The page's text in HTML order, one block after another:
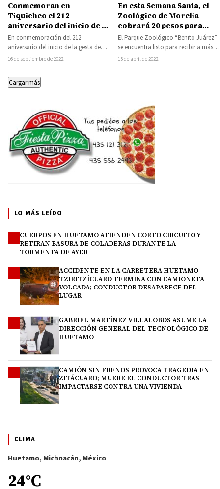
Conmemoran en
Tiquicheo el 212
aniversario del inicio de la
Independencia de México
con el Grito de
Independencia y Desfile
Cívico
En conmemoración del 212
aniversario del inicio de la gesta de
Independencia de México, el
16 de septiembre de 2022
En esta Semana Santa, el
Zoológico de Morelia
cobrará 20 pesos para
niñas y niños y 30 pesos
para adultos
El Parque Zoológico “Benito Juárez”
se encuentra listo para recibir a más
de 45 mil visitantes que se…
13 de abril de 2022
Cargar más
LO MÁS LEÍDO
CUERPOS EN HUETAMO ATIENDEN CORTO CIRCUITO Y
RETIRAN BASURA DE COLADERAS DURANTE LA
TORMENTA DE AYER
ACCIDENTE EN LA CARRETERA HUETAMO–
TZIRITZÍCUARO TERMINA CON CAMIONETA
VOLCADA; CONDUCTOR DESAPARECE DEL
LUGAR
GABRIEL MARTÍNEZ VILLALOBOS ASUME LA
DIRECCIÓN GENERAL DEL TECNOLÓGICO DE
HUETAMO
CAMIÓN SIN FRENOS PROVOCA TRAGEDIA EN
ZITÁCUARO; MUERE EL CONDUCTOR TRAS
IMPACTARSE CONTRA UNA VIVIENDA
CLIMA
Huetamo, Michoacán, México
24°C